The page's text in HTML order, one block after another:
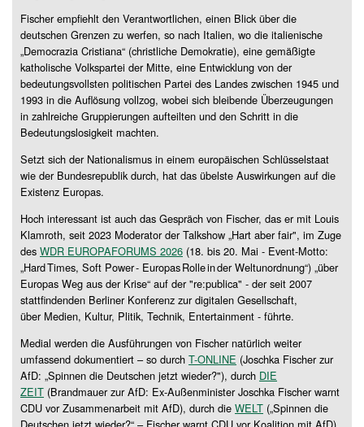
Fischer empfiehlt den Verantwortlichen, einen Blick über die
deutschen Grenzen zu werfen, so nach Italien, wo die italienische
„Democrazia Cristiana“ (christliche Demokratie), eine gemäßigte
katholische Volkspartei der Mitte, eine Entwicklung von der
bedeutungsvollsten politischen Partei des Landes zwischen 1945 und
1993 in die Auflösung vollzog, wobei sich bleibende Überzeugungen
in zahlreiche Gruppierungen aufteilten und den Schritt in die
Bedeutungslosigkeit machten.
Setzt sich der Nationalismus in einem europäischen Schlüsselstaat
wie der Bundesrepublik durch, hat das übelste Auswirkungen auf die
Existenz Europas.
Hoch interessant ist auch das Gespräch von Fischer, das er mit Louis
Klamroth, seit 2023 Moderator der Talkshow „Hart aber fair", im Zuge
des WDR EUROPAFORUMS 2026 (18. bis 20. Mai - Event-Motto:
„Hard Times, Soft Power - Europas Rolle in der Weltunordnung“) „über
Europas Weg aus der Krise“ auf der "re:publica" - der seit 2007
stattfindenden Berliner Konferenz zur digitalen Gesellschaft,
über Medien, Kultur, Plitik, Technik, Entertainment - führte.
Medial werden die Ausführungen von Fischer natürlich weiter
umfassend dokumentiert – so durch T-ONLINE (Joschka Fischer zur
AfD: „Spinnen die Deutschen jetzt wieder?"), durch DIE
ZEIT (Brandmauer zur AfD: Ex-Außenminister Joschka Fischer warnt
CDU vor Zusammenarbeit mit AfD), durch die WELT („Spinnen die